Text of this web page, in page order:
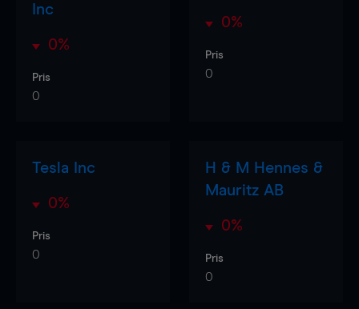
Inc
0%
Pris
0
0%
Pris
0
Tesla Inc
0%
Pris
0
H & M Hennes &
Mauritz AB
0%
Pris
0